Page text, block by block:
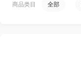
商品类目 全部